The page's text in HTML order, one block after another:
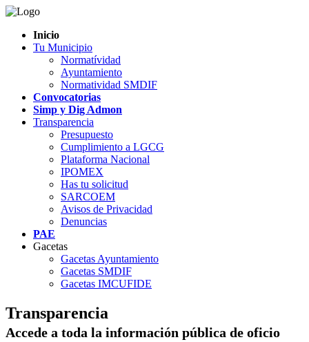
Inicio
Tu Municipio
Normatívidad
Ayuntamiento
Normatividad SMDIF
Convocatorias
Simp y Dig Admon
Transparencia
Presupuesto
Cumplimiento a LGCG
Plataforma Nacional
IPOMEX
Has tu solicitud
SARCOEM
Avisos de Privacidad
Denuncias
PAE
Gacetas
Gacetas Ayuntamiento
Gacetas SMDIF
Gacetas IMCUFIDE
Transparencia
Accede a toda la información pública de oficio